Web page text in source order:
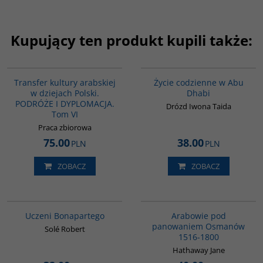
Kupujący ten produkt kupili także:
Transfer kultury arabskiej
w dziejach Polski.
PODRÓŻE I DYPLOMACJA.
Tom VI
Praca zbiorowa
75.00PLN
ZOBACZ
Życie codzienne w Abu
Dhabi
Drózd Iwona Taida
38.00PLN
ZOBACZ
Uczeni Bonapartego
Solé Robert
Arabowie pod
panowaniem Osmanów
1516-1800
Hathaway Jane